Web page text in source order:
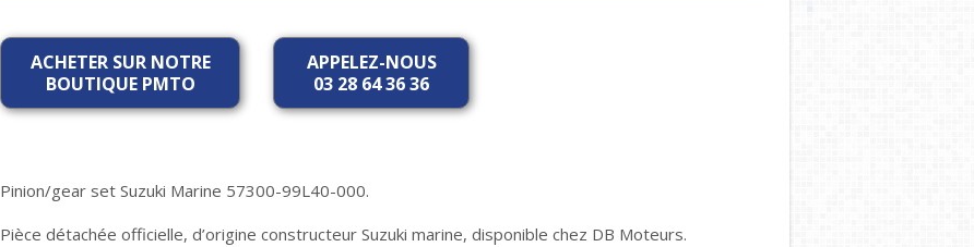
ACHETER SUR NOTRE
BOUTIQUE PMTO
APPELEZ-NOUS
03 28 64 36 36
Pinion/gear set Suzuki Marine 57300-99L40-000.
Pièce détachée officielle, d’origine constructeur Suzuki marine, disponible chez DB Moteurs.